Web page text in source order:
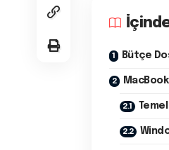
Bütçe
Temel